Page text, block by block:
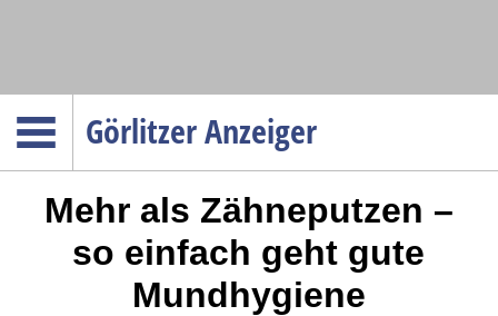
Görlitzer Anzeiger
Menüpunkte
Politik
Gesellschaft
Mehr als Zähneputzen –
so einfach geht gute
Mundhygiene